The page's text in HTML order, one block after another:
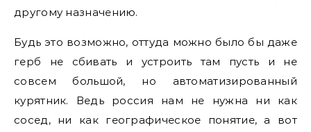
другому назначению.
Будь это возможно, оттуда можно было бы даже
герб не сбивать и устроить там пусть и не
совсем большой, но автоматизированный
курятник. Ведь россия нам не нужна ни как
сосед, ни как географическое понятие, а вот